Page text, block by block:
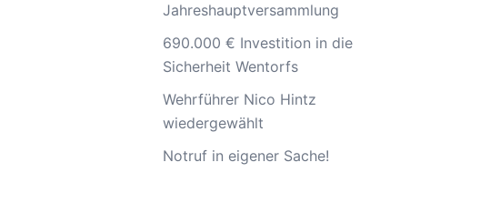
Jahreshauptversammlung
690.000 € Investition in die
Sicherheit Wentorfs
Wehrführer Nico Hintz
wiedergewählt
Notruf in eigener Sache!